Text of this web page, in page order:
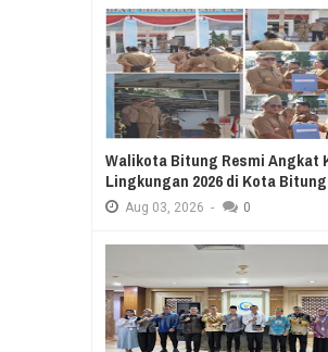
Walikota Bitung Resmi Angkat
Lingkungan 2026 di Kota Bitung
Aug 03, 2026 - 0